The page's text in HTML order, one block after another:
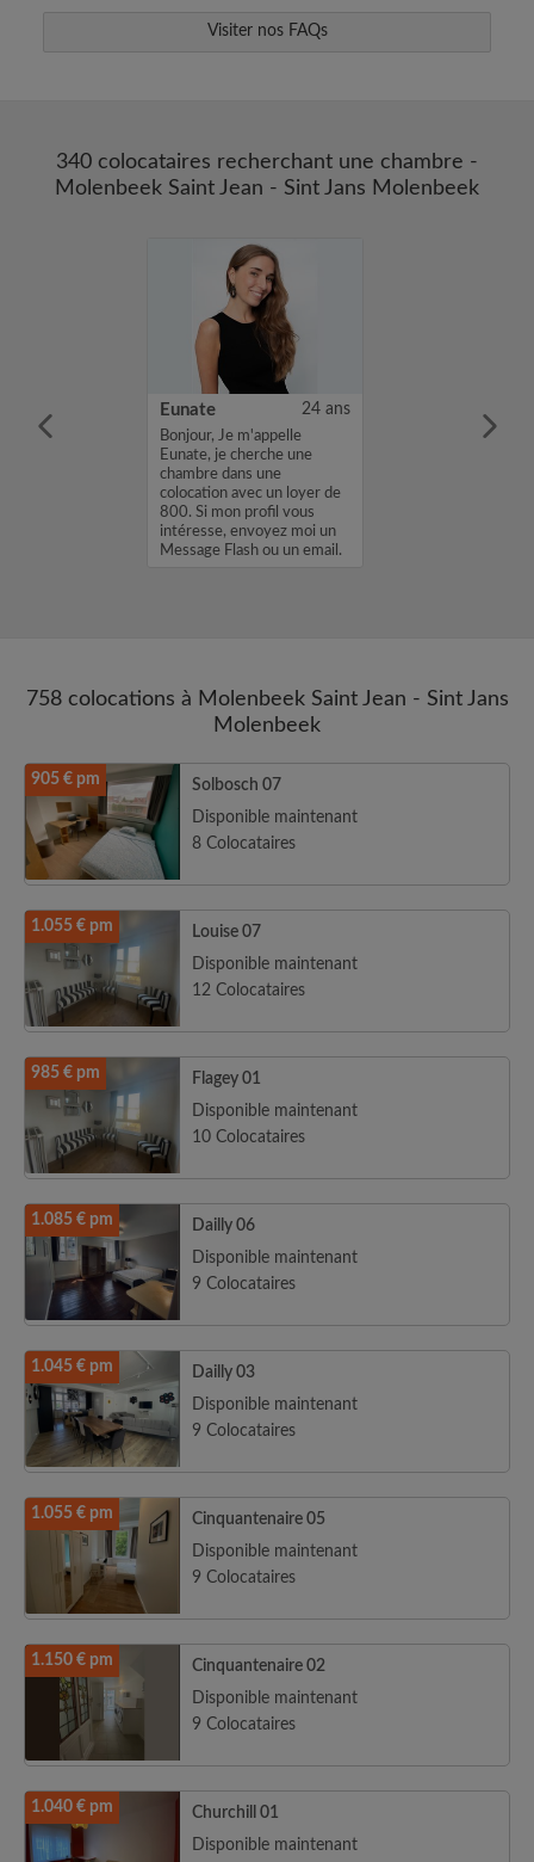
Recevez des alertes pour toute nouvelle
exactement
Visiter nos FAQs
340 colocataires recherchant une chambre -
Molenbeek Saint Jean - Sint Jans Molenbeek
votre
Eunate 24 ans
Bonjour, Je m'appelle
Eunate, je cherche une
chambre dans une
colocation avec un loyer de
800. Si mon profil vous
intéresse, envoyez moi un
Message Flash ou un email.
758 colocations à Molenbeek Saint Jean - Sint Jans
Molenbeek
905 € pm
Solbosch 07
Disponible maintenant
8 Colocataires
1.055 € pm
Louise 07
Disponible maintenant
12 Colocataires
985 € pm
Flagey 01
Disponible maintenant
10 Colocataires
1.085 € pm
Dailly 06
Disponible maintenant
9 Colocataires
1.045 € pm
Dailly 03
Disponible maintenant
9 Colocataires
1.055 € pm
Cinquantenaire 05
Disponible maintenant
9 Colocataires
1.150 € pm
Cinquantenaire 02
Disponible maintenant
9 Colocataires
1.040 € pm
Churchill 01
Disponible maintenant